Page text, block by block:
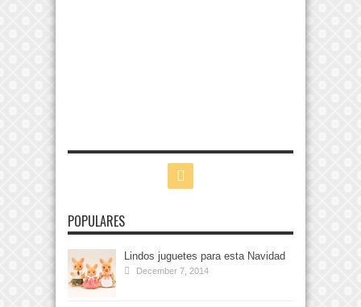
POPULARES
Lindos juguetes para esta Navidad
December 7, 2014